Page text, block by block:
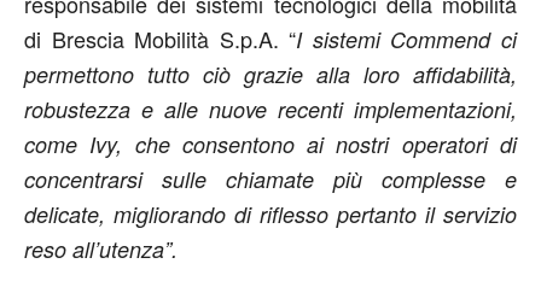
di Brescia Mobilità S.p.A. “I sistemi Commend ci
permettono tutto ciò grazie alla loro affidabilità,
robustezza e alle nuove recenti implementazioni,
come Ivy, che consentono ai nostri operatori di
concentrarsi sulle chiamate più complesse e
delicate, migliorando di riflesso pertanto il servizio
reso all’utenza”.